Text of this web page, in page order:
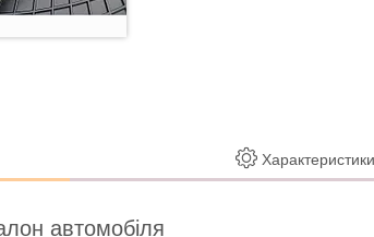
Характеристики
автомобіля